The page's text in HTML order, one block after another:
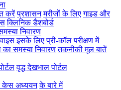
करें प्रशासन मरीजों के लिए गाइड और
क्लिनिक डैशबोर्ड
निवारण
इसके लिए प्री-कॉल परीक्षण में
समस्या निवारण तकनीकी मूल बातें
वृद्ध देखभाल पोर्टल
अध्ययन के बारे में